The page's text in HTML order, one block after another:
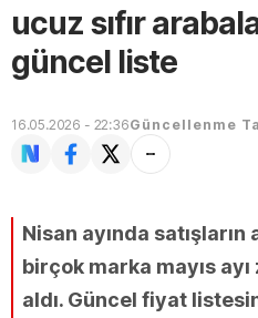
ucuz sıfır
güncel liste
16.05.2026 - 22:36Güncellenme
Nisan ayında
birçok marka mayıs ayı
aldı. Güncel fiyat